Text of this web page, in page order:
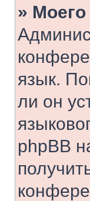
» Моего
язык.
ли он
phpBB